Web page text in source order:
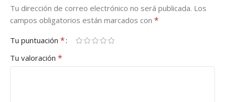
Tu dirección de correo electrónico no será publicada. Los
campos obligatorios están marcados con *
Tu puntuación *
Tu valoración *